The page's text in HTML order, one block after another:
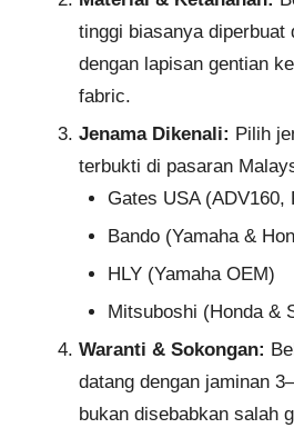
tinggi biasanya diperbuat
dengan lapisan gentian
fabric.
Jenama Dikenali: Pilih
terbukti di pasaran
Gates USA (ADV160,
Bando (Yamaha &
HLY (Yamaha OEM)
Mitsuboshi (Honda &
Waranti & Sokongan:
datang dengan jaminan
bukan disebabkan salah